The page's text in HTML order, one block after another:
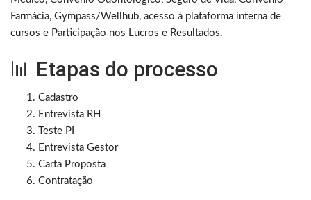
Farmácia, Gympass/Wellhub, acesso à plataforma interna de
cursos e Participação nos Lucros e Resultados.
📊 Etapas do processo
Cadastro
Entrevista RH
Teste PI
Entrevista Gestor
Carta Proposta
Contratação